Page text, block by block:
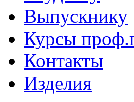
Выпускнику
Курсы
Контакты
Изделия